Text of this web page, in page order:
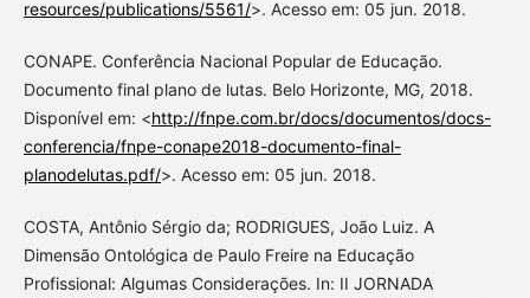
resources/publications/5561/>. Acesso em: 05 jun. 2018.
CONAPE. Conferência Nacional Popular de Educação.
Documento final plano de lutas. Belo Horizonte, MG, 2018.
Disponível em: <http://fnpe.com.br/docs/documentos/docs-
conferencia/fnpe-conape2018-documento-final-
planodelutas.pdf/>. Acesso em: 05 jun. 2018.
COSTA, Antônio Sérgio da; RODRIGUES, João Luiz. A
Dimensão Ontológica de Paulo Freire na Educação
Profissional: Algumas Considerações. In: II JORNADA